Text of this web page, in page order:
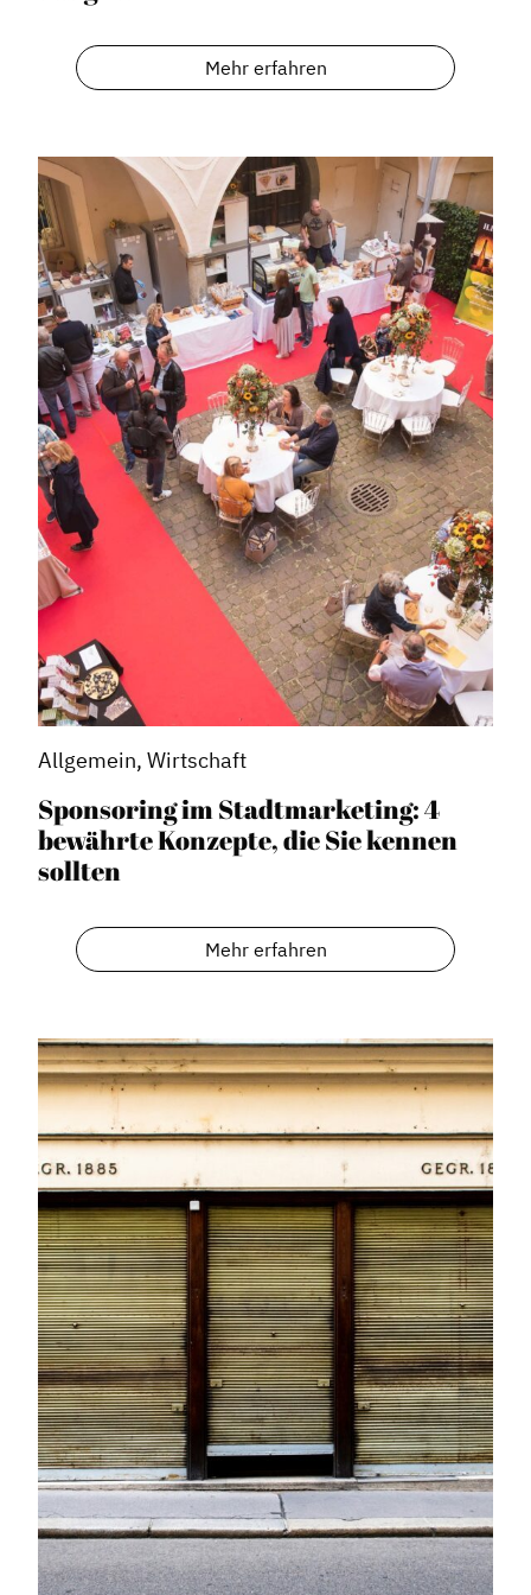
Informiert bleiben
Presse
Mosaik
Mehr erfahren
Allgemein, Wirtschaft
Sponsoring im Stadtmarketing: 4
bewährte Konzepte, die Sie kennen
sollten
Mehr erfahren